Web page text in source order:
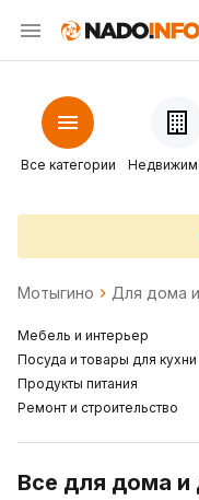
Все категории
Мотыгино Для дома
Мебель и интерьер
Посуда и товары для кухни
Продукты питания
Ремонт и строительство
Все для дома и